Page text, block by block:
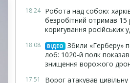
18:24 Робота над собою:
безробітний отримав 15
коригування російських
18:08 ВІДЕО
Збили «Герберу»
лоб: 1020-й полк показав
знищення ворожого
17:51
Ворог атакував